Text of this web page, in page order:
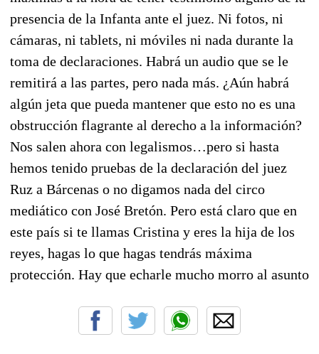
presencia de la Infanta ante el juez. Ni fotos, ni
cámaras, ni tablets, ni móviles ni nada durante la
toma de declaraciones. Habrá un audio que se le
remitirá a las partes, pero nada más. ¿Aún habrá
algún jeta que pueda mantener que esto no es una
obstrucción flagrante al derecho a la información?
Nos salen ahora con legalismos…pero si hasta
hemos tenido pruebas de la declaración del juez
Ruz a Bárcenas o no digamos nada del circo
mediático con José Bretón. Pero está claro que en
este país si te llamas Cristina y eres la hija de los
reyes, hagas lo que hagas tendrás máxima
protección. Hay que echarle mucho morro al asunto